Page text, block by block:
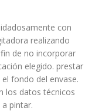
con
realizando
de no incorporar
elegido. prestar
fondo del envase.
los datos técnicos
pintar.